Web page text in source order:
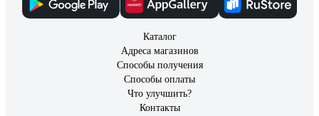
Каталог
Адреса магазинов
Способы получения
Способы оплаты
Что улучшить?
Контакты